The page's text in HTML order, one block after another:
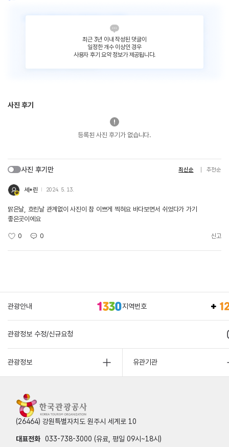
최근 3년 이내 작성된 댓글이
일정한 개수 이상인 경우
사용자 후기 요약 정보가 제공됩니다.
사진 후기
등록된 사진 후기가 없습니다.
사진 후기만 최신순 추천순
세*린 2024. 5. 13.
맑은날, 흐린날 관계없이 사진이 참 이쁘게 찍혀요 바다보면서 쉬었다가 가기
좋은곳이에요
0 0 신고
관광안내 지역번호
관광정보 수정/신규요청
관광정보 유관기관
(26464) 강원특별자치도 원주시 세계로 10
대표전화 033-738-3000 (유료, 평일 09시~18시)